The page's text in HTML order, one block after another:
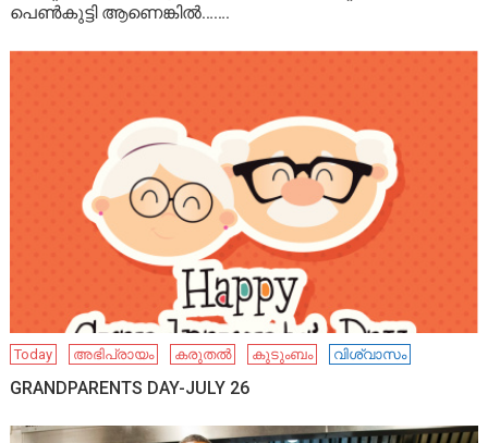
പെൺകുട്ടി ആണെങ്കിൽ…….
Today അഭിപ്രായം കരുതൽ കുടുംബം വിശ്വാസം
GRANDPARENTS DAY-JULY 26